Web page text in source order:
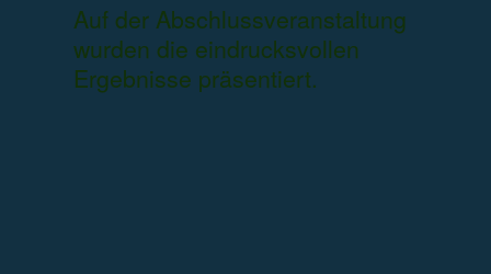
Auf der Abschlussveranstaltung
wurden die eindrucksvollen
Ergebnisse präsentiert.